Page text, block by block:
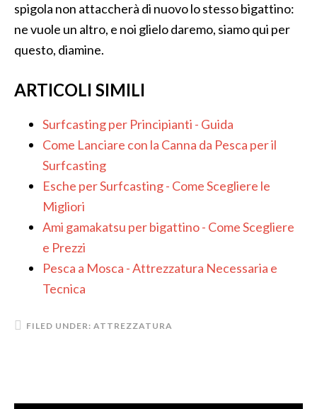
spigola non attaccherà di nuovo lo stesso bigattino:
ne vuole un altro, e noi glielo daremo, siamo qui per
questo, diamine.
ARTICOLI SIMILI
Surfcasting per Principianti - Guida
Come Lanciare con la Canna da Pesca per il
Surfcasting
Esche per Surfcasting - Come Scegliere le
Migliori
Ami gamakatsu per bigattino​ - Come Scegliere
e Prezzi
Pesca a Mosca - Attrezzatura Necessaria e
Tecnica
FILED UNDER: ATTREZZATURA